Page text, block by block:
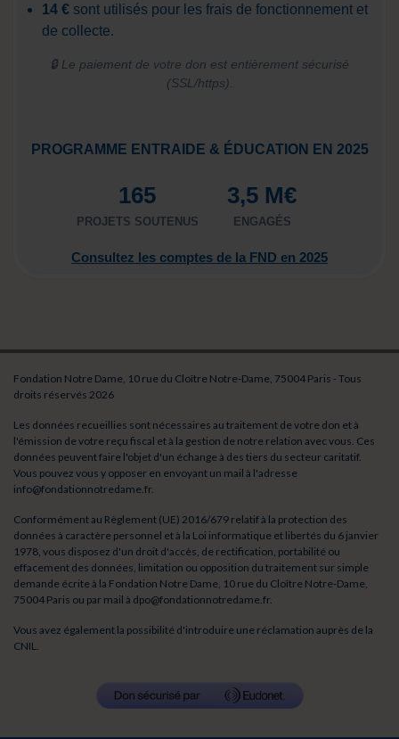
14 € sont utilisés pour les frais de fonctionnement et
de collecte.
🔒 Le paiement de votre don est entièrement sécurisé
(SSL/https).
PROGRAMME ENTRAIDE & ÉDUCATION EN 2025
165
PROJETS SOUTENUS
3,5 M€
ENGAGÉS
Consultez les comptes de la FND en 2025
Fondation Notre Dame, 10 rue du Cloître Notre-Dame, 75004 Paris - Tous
droits réservés 2026
Les données recueillies sont nécessaires au traitement de votre don et à
l'émission de votre reçu fiscal et à la gestion de notre relation avec vous. Ces
données peuvent faire l'objet d'un échange à des tiers du secteur caritatif.
Vous pouvez vous y opposer en envoyant un mail à l'adresse
info@fondationnotredame.fr.
Conformément au Règlement (UE) 2016/679 relatif à la protection des
données à caractère personnel et à la Loi informatique et libertés du 6 janvier
1978, vous disposez d'un droit d'accès, de rectification, portabilité ou
effacement des données, limitation ou opposition du traitement sur simple
demande écrite à la Fondation Notre Dame, 10 rue du Cloître Notre-Dame,
75004 Paris ou par mail à dpo@fondationnotredame.fr.
Vous avez également la possibilité d'introduire une réclamation auprès de la
CNIL.